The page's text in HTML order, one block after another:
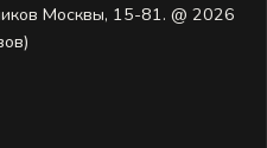
Москвы, 15-81. @ 2026 ㅤ